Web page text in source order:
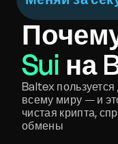
Sui на
Baltex
всему миру — и
чистая крипта,
обмены